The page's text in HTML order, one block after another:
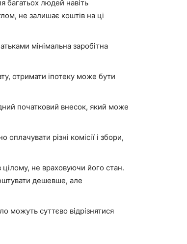
багатьох людей навіть
не залишає коштів на ці
мінімальна заробітна
отримати іпотеку може бути
початковий внесок, який може
різні комісії і збори,
цілому, не враховуючи його стан.
дешевше, але
можуть суттєво відрізнятися